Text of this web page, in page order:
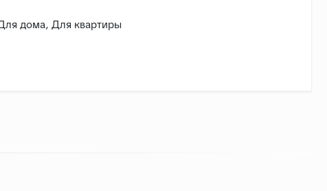
дома, Для квартиры